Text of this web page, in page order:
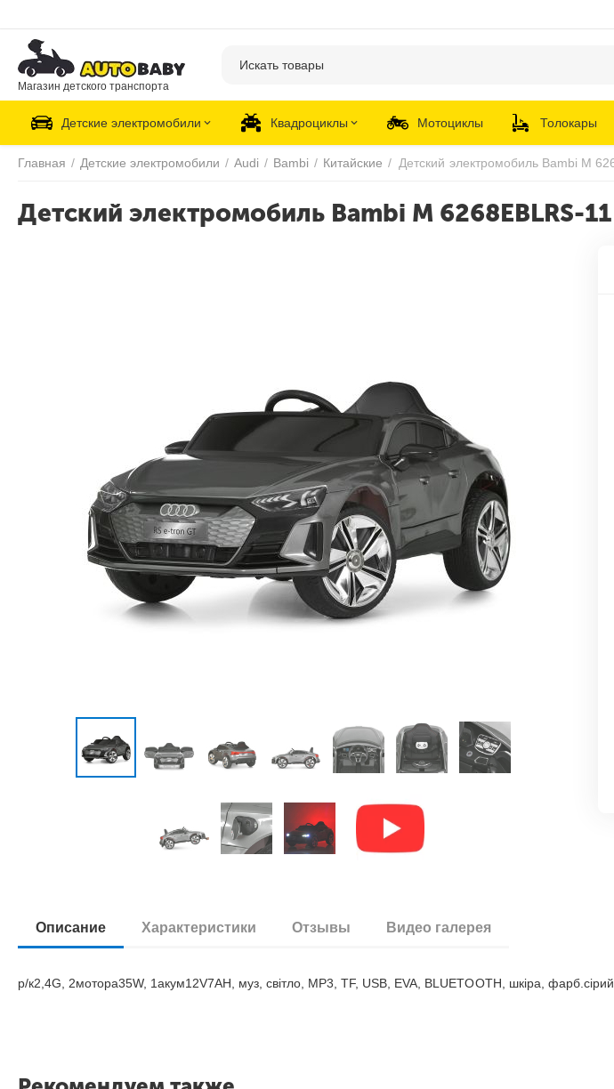
Магазин детского транспорта
Детские электромобили Квадроциклы Мотоциклы Толокары
Главная / Детские электромобили / Audi / Bambi / Китайские /
Детский электромобиль Bambi M 6268EBLRS-11
Описание Характеристики Отзывы Видео галерея
р/к2,4G, 2мотора35W, 1акум12V7AH, муз, світло, MP3, TF, USB, EVA, BLUETOOTH, шкіра, фарб.сірий